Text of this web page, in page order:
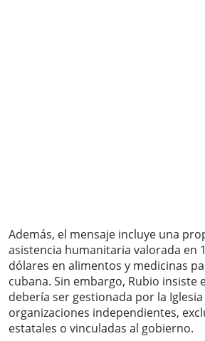
Además, el mensaje incluye una
asistencia humanitaria valorada en
dólares en alimentos y medicinas
cubana. Sin embargo, Rubio insiste
debería ser gestionada por la
organizaciones independientes,
estatales o vinculadas al gobierno.